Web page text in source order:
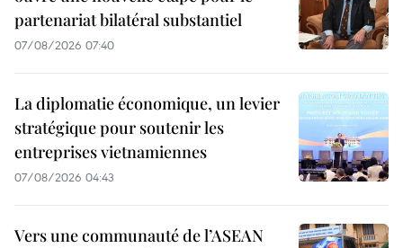
partenariat bilatéral substantiel
07/08/2026 07:40
La diplomatie économique, un levier
stratégique pour soutenir les
entreprises vietnamiennes
07/08/2026 04:43
Vers une communauté de l’ASEAN